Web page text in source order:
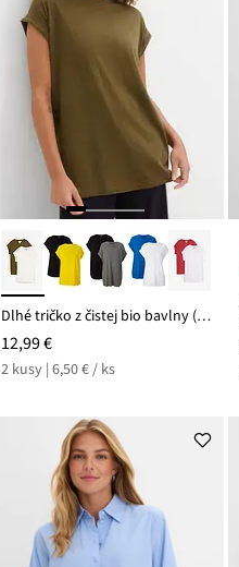
Dlhé tričko z čistej bio bavlny (2 ks v balení)
12,99 €
2 kusy | 6,50 € / ks